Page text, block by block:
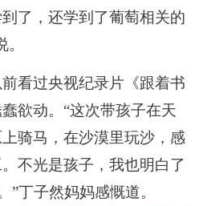
了，还学到了葡萄相关的
过央视纪录片《跟着书
欲动。“这次带孩子在天
骑马，在沙漠里玩沙，感
不光是孩子，我也明白了
”丁子然妈妈感慨道。